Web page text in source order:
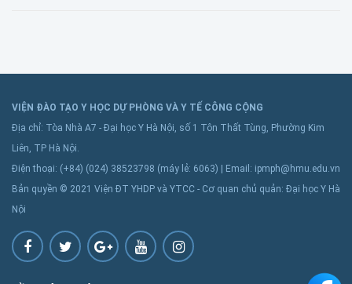
VIỆN ĐÀO TẠO Y HỌC DỰ PHÒNG VÀ Y TẾ CÔNG CỘNG
Địa chỉ: Tòa Nhà A7 - Đại học Y Hà Nội, số 1 Tôn Thất Tùng, Phường Kim
Liên, TP Hà Nội.
Điện thoại: (+84) (024) 38523798 (máy lẻ: 6063) | Email: ipmph@hmu.edu.vn
Bản quyền © 2021 Viện ĐT YHDP và YTCC - Cơ quan chủ quản: Đại học Y Hà
Nội